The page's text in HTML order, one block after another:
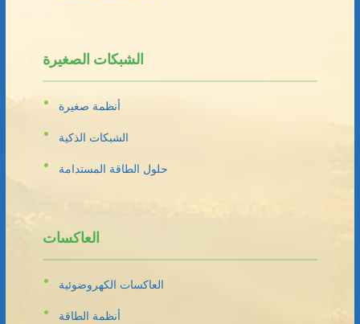
الشبكات الصغيرة
أنظمة صغيرة
الشبكات الذكية
حلول الطاقة المستدامة
العاكسات
العاكسات الكهروضوئية
أنظمة الطاقة